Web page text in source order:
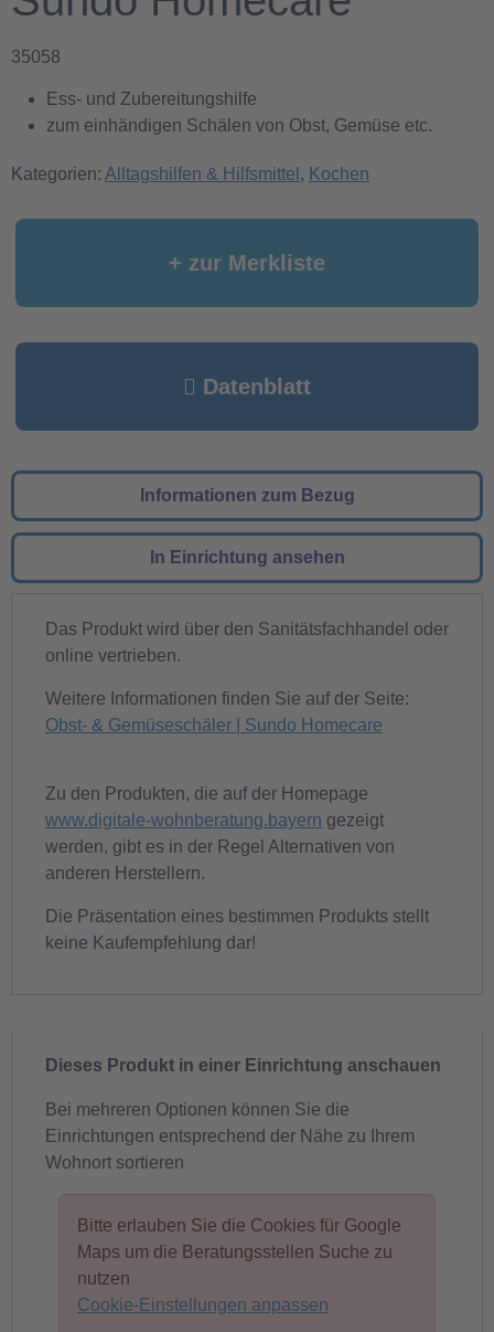
35058
Ess- und Zubereitungshilfe
zum einhändigen Schälen von Obst, Gemüse etc.
Kategorien: Alltagshilfen & Hilfsmittel , Kochen
+ zur Merkliste
Datenblatt
Informationen zum Bezug
In Einrichtung ansehen
Das Produkt wird über den Sanitätsfachhandel oder
online vertrieben.
Weitere Informationen finden Sie auf der Seite:
Obst- & Gemüseschäler | Sundo Homecare
Zu den Produkten, die auf der Homepage
www.digitale-wohnberatung.bayern gezeigt
werden, gibt es in der Regel Alternativen von
anderen Herstellern.
Die Präsentation eines bestimmen Produkts stellt
keine Kaufempfehlung dar!
Dieses Produkt in einer Einrichtung anschauen
Bei mehreren Optionen können Sie die
Einrichtungen entsprechend der Nähe zu Ihrem
Wohnort sortieren
Bitte erlauben Sie die Cookies für Google
Maps um die Beratungsstellen Suche zu
nutzen
Cookie-Einstellungen anpassen